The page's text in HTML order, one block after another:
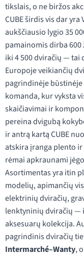
tikslais, o ne biržos
CUBE širdis vis dar
aukščiausio lygio 35
pamainomis dirba
iki 4 500 dviračių — tai
Europoje veikiančių
pagrindinėje
komanda, kur vyksta
skaičiavimai ir
pereina dvigubą
ir antrą kartą CUBE
atskira įranga plento
rėmai apkraunami
Asortimentas yra itin
modelių, apimančių
elektrinių dviračių,
lenktyninių dviračių —
aksesuarų kolekcija.
pagrindinis dviračių
Intermarché–Wanty,